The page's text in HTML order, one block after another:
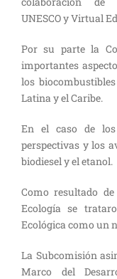
UNESCO y Virtual
Por su parte la
importantes
los
Latina y el Caribe.
En el caso de los
perspectivas y los
biodiesel y el etanol.
Como resultado
Ecología se
Ecológica como un
La Subcomisión
Marco del